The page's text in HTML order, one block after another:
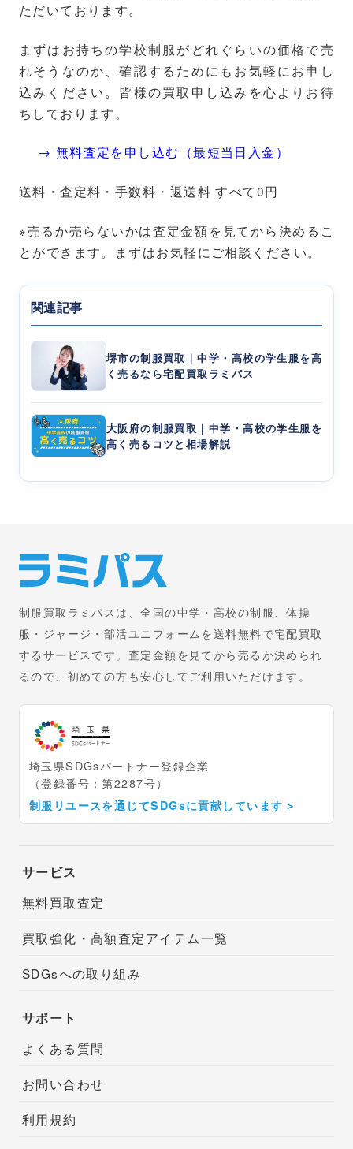
ただいております。
まずはお持ちの学校制服がどれぐらいの価格で売
れそうなのか、確認するためにもお気軽にお申し
込みください。皆様の買取申し込みを心よりお待
ちしております。
→ 無料査定を申し込む（最短当日入金）
送料・査定料・手数料・返送料 すべて0円
※売るか売らないかは査定金額を見てから決めるこ
とができます。まずはお気軽にご相談ください。
関連記事
堺市の制服買取｜中学・高校の学生服を高
く売るなら宅配買取ラミパス
大阪府の制服買取｜中学・高校の学生服を
高く売るコツと相場解説
制服買取ラミパスは、全国の中学・高校の制服、体操
服・ジャージ・部活ユニフォームを送料無料で宅配買取
するサービスです。査定金額を見てから売るか決められ
るので、初めての方も安心してご利用いただけます。
埼玉県SDGsパートナー登録企業
（登録番号：第2287号）
制服リユースを通じてSDGsに貢献しています ＞
サービス
無料買取査定
買取強化・高額査定アイテム一覧
SDGsへの取り組み
サポート
よくある質問
お問い合わせ
利用規約